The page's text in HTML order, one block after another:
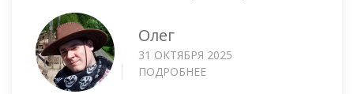
Олег
31 ОКТЯБРЯ 2025
ПОДРОБНЕЕ